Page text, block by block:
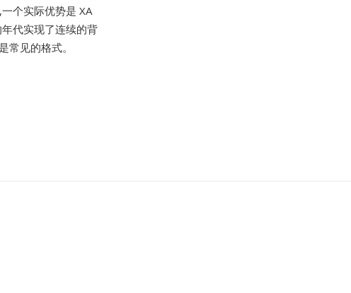
个实际优势是 XA
代实现了连续的背
见的格式。